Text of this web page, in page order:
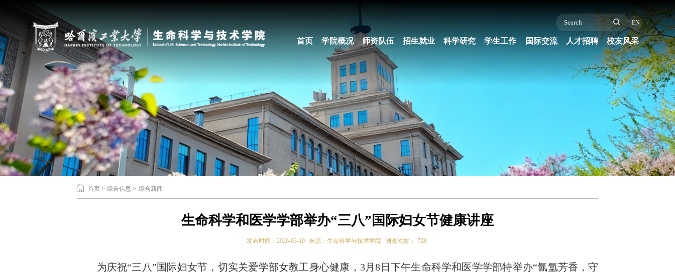
EN
首页 学院概况 师资队伍 招生就业 科学研究 学生工作 国际交流 人才招聘 校友风采
首页 > 综合信息 > 综合新闻
生命科学和医学学部举办“三八”国际妇女节健康讲座
发布时间：2026-03-10 来源：生命科学与技术学院 浏览次数： 728
为庆祝“三八”国际妇女节，切实关爱学部女教工身心健康，3月8日下午生命科学和医学学部特举办“氤氲芳香，守